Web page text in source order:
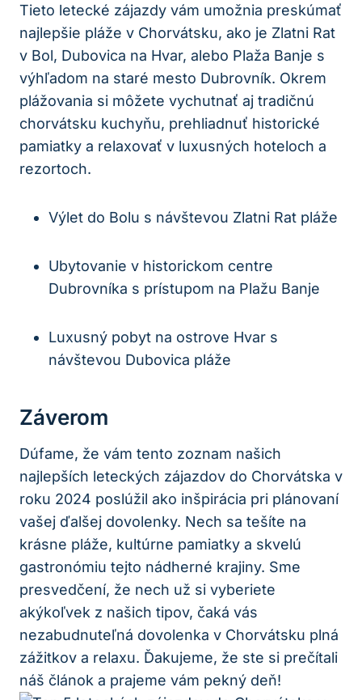
Tieto letecké zájazdy vám‌ umožnia preskúmať
najlepšie pláže v Chorvátsku, ako je Zlatni Rat
⁣v Bol, Dubovica na Hvar, alebo Plaža ‌Banje s
výhľadom⁢ na staré ⁢mesto ⁤Dubrovník. Okrem
plážovania si môžete vychutnať aj tradičnú
chorvátsku kuchyňu, prehliadnuť historické‌
pamiatky a ‍relaxovať v luxusných hoteloch a
rezortoch.
Výlet do Bolu s návštevou Zlatni Rat pláže
Ubytovanie v historickom centre
Dubrovníka s ⁢prístupom na Plažu Banje
Luxusný pobyt na ostrove Hvar s
návštevou⁣ Dubovica⁢ pláže
Záverom
Dúfame, že​ vám⁤ tento zoznam našich
najlepších leteckých zájazdov​ do Chorvátska v⁤
roku 2024 poslúžil ako inšpirácia pri plánovaní
vašej ďalšej dovolenky. Nech sa tešíte na
krásne pláže,⁣ kultúrne pamiatky​ a skvelú
gastronómiu tejto ⁢nádherné krajiny. Sme
presvedčení, že nech už si​ vyberiete
akýkoľvek z našich tipov, čaká vás
nezabudnuteľná dovolenka v Chorvátsku plná
zážitkov a relaxu. Ďakujeme, že ste ⁢si ⁣prečítali
náš‍ článok a prajeme⁤ vám pekný deň!